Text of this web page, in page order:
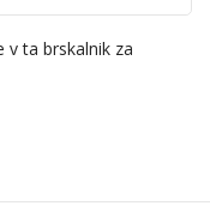
v ta brskalnik za